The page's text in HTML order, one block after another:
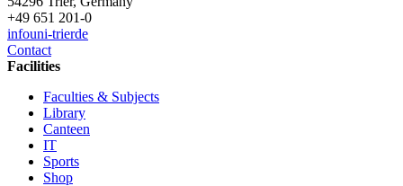
+49 651 201-0
infouni-trierde
Contact
Facilities
Faculties & Subjects
Library
Canteen
IT
Sports
Shop